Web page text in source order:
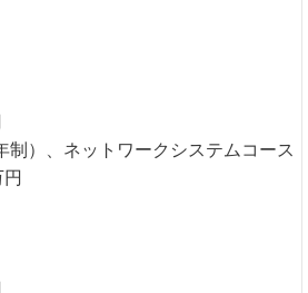
制）、ネットワークシステムコース